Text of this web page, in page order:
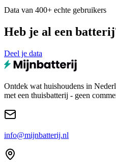
Data van 400+ echte gebruikers
Heb je al een
Deel je data
Ontdek wat huishoudens in
met een thuisbatterij - geen
info@mijnbatterij.nl